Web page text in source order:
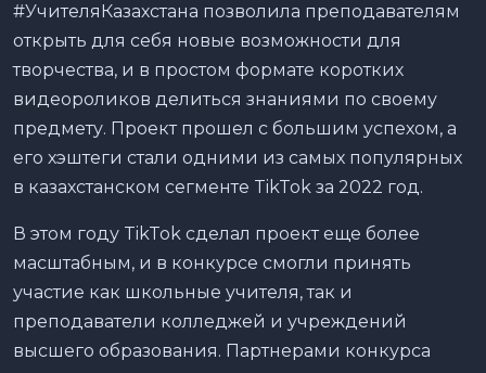
#УчителяКазахстана позволила преподавателям
открыть для себя новые возможности для
творчества, и в простом формате коротких
видеороликов делиться знаниями по своему
предмету. Проект прошел с большим успехом, а
его хэштеги стали одними из самых популярных
в казахстанском сегменте TikTok за 2022 год.
В этом году TikTok сделал проект еще более
масштабным, и в конкурсе смогли принять
участие как школьные учителя, так и
преподаватели колледжей и учреждений
высшего образования. Партнерами конкурса